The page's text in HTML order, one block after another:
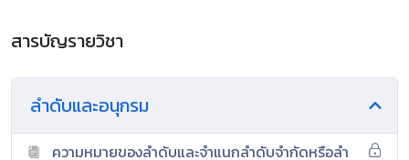
สารบัญรายวิชา
ลำดับและอนุกรม
ความหมายของลำดับและจำแนกลำดับจำกัดหรือลำ